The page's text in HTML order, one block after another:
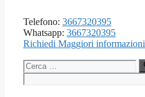
Telefono: 3667320395
Whatsapp: 3667320395
Richiedi Maggiori informazioni
Ricerca
per: